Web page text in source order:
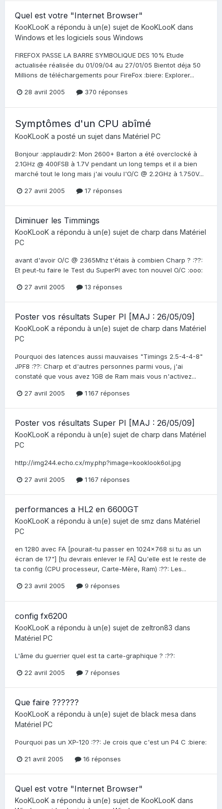
Quel est votre "Internet Browser"
KooKLooK a répondu à un(e) sujet de KooKLooK dans
Windows et les logiciels sous Windows
FIREFOX PASSE LA BARRE SYMBOLIQUE DES 10% Etude
actualisée réalisée du 01/09/04 au 27/01/05 Bientot déja 50
Millions de téléchargements pour FireFox :biere: Explorer...
28 avril 2005 370 réponses
Symptômes d'un CPU abîmé
KooKLooK a posté un sujet dans Matériel PC
Bonjour :applaudir2: Mon 2600+ Barton a été overclocké à
2.1GHz @ 400FSB à 1.7V pendant un long temps et il a bien
marché tout le long mais j'ai voulu l'O/C @ 2.2GHz à 1.750V...
27 avril 2005 17 réponses
Diminuer les Timmings
KooKLooK a répondu à un(e) sujet de charp dans Matériel
PC
avant d'avoir O/C @ 2365Mhz t'étais à combien Charp ? :??:
Et peut-tu faire le Test du SuperPI avec ton nouvel O/C :ooo:
27 avril 2005 13 réponses
Poster vos résultats Super PI [MAJ : 26/05/09]
KooKLooK a répondu à un(e) sujet de charp dans Matériel
PC
Pourquoi des latences aussi mauvaises "Timings 2.5-4-4-8"
JPF8 :??: Charp et d'autres personnes parmi vous, j'ai
constaté que vous avez 1GB de Ram mais vous n'activez...
27 avril 2005 1 167 réponses
Poster vos résultats Super PI [MAJ : 26/05/09]
KooKLooK a répondu à un(e) sujet de charp dans Matériel
PC
http://img244.echo.cx/my.php?image=kooklook6ol.jpg
27 avril 2005 1 167 réponses
performances a HL2 en 6600GT
KooKLooK a répondu à un(e) sujet de smz dans Matériel
PC
en 1280 avec FA [pourait-tu passer en 1024x768 si tu as un
écran de 17"] [tu devrais enlever le FA] Qu'elle est le reste de
ta config (CPU processeur, Carte-Mère, Ram) :??: Les...
23 avril 2005 9 réponses
config fx6200
KooKLooK a répondu à un(e) sujet de zeltron83 dans
Matériel PC
L'âme du guerrier quel est ta carte-graphique ? :??:
22 avril 2005 7 réponses
Que faire ??????
KooKLooK a répondu à un(e) sujet de black mesa dans
Matériel PC
Pourquoi pas un XP-120 :??: Je crois que c'est un P4 C :biere:
21 avril 2005 16 réponses
Quel est votre "Internet Browser"
KooKLooK a répondu à un(e) sujet de KooKLooK dans